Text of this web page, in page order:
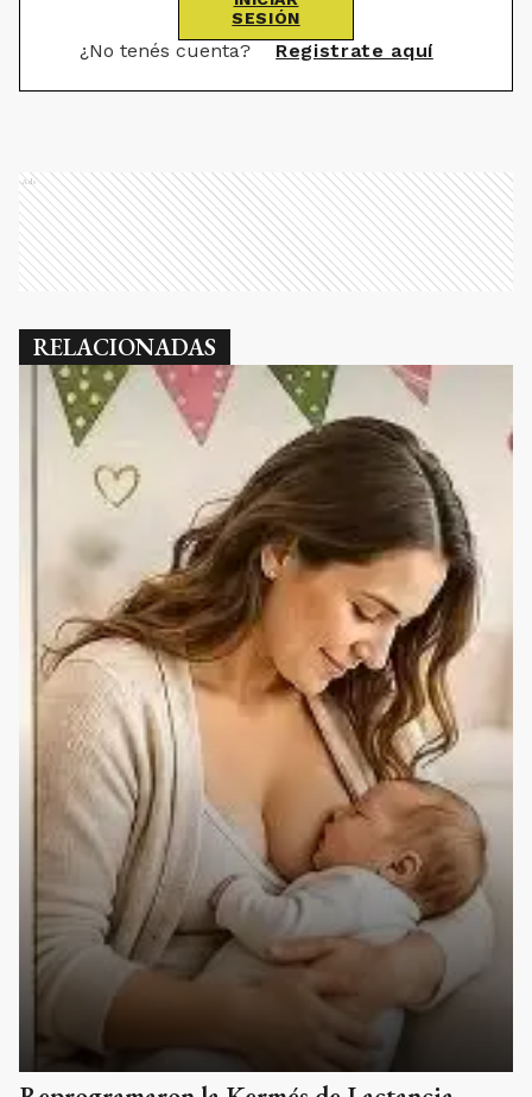
SESIÓN
¿No tenés cuenta? Registrate aquí
Ads
RELACIONADAS